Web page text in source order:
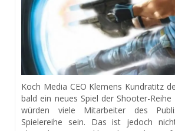
Koch Media CEO Klemens Kundratitz
bald ein neues Spiel der Shooter-
würden viele Mitarbeiter des
Spielereihe sein. Das ist jedoch